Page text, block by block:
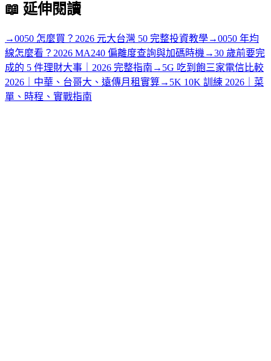
📖 延伸閱讀
→0050 怎麼買？2026 元大台灣 50 完整投資教學→0050 年均
線怎麼看？2026 MA240 偏離度查詢與加碼時機 →30 歲前要完
成的 5 件理財大事｜2026 完整指南 → 5G 吃到飽三家電信比較
2026｜中華、台哥大、遠傳月租實算→ 5K 10K 訓練 2026｜菜
單、時程、實戰指南